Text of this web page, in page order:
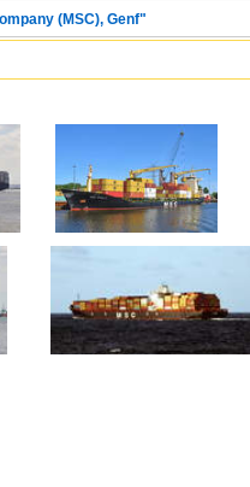
(MSC), Genf"